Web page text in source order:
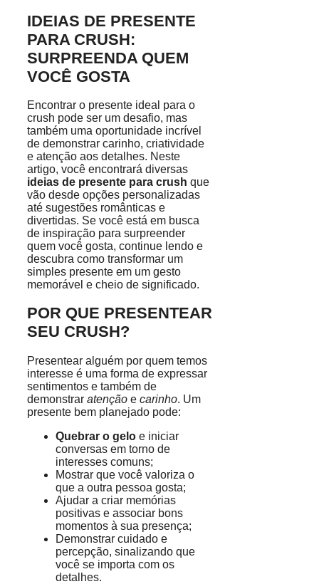
IDEIAS DE PRESENTE
PARA CRUSH:
SURPREENDA QUEM
VOCÊ GOSTA
Encontrar o presente ideal para o
crush pode ser um desafio, mas
também uma oportunidade incrível
de demonstrar carinho, criatividade
e atenção aos detalhes. Neste
artigo, você encontrará diversas
ideias de presente para crush que
vão desde opções personalizadas
até sugestões românticas e
divertidas. Se você está em busca
de inspiração para surpreender
quem você gosta, continue lendo e
descubra como transformar um
simples presente em um gesto
memorável e cheio de significado.
POR QUE PRESENTEAR
SEU CRUSH?
Presentear alguém por quem temos
interesse é uma forma de expressar
sentimentos e também de
demonstrar atenção e carinho. Um
presente bem planejado pode:
Quebrar o gelo e iniciar
conversas em torno de
interesses comuns;
Mostrar que você valoriza o
que a outra pessoa gosta;
Ajudar a criar memórias
positivas e associar bons
momentos à sua presença;
Demonstrar cuidado e
percepção, sinalizando que
você se importa com os
detalhes.